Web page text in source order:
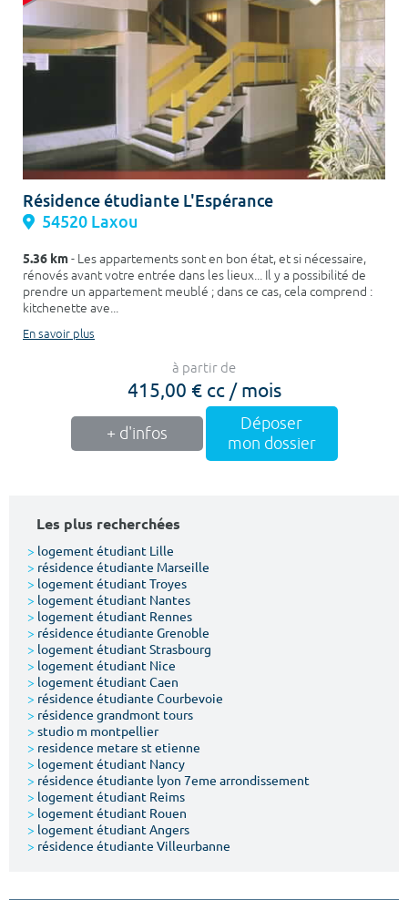
Résidence étudiante L'Espérance
54520 Laxou
5.36 km- Les appartements sont en bon état, et si nécessaire,
rénovés avant votre entrée dans les lieux... Il y a possibilité de
prendre un appartement meublé ; dans ce cas, cela comprend :
kitchenette ave...
En savoir plus
à partir de
415,00 € cc / mois
+ d'infos
Déposer
mon dossier
Les plus recherchées
> logement étudiant Lille
> résidence étudiante Marseille
> logement étudiant Troyes
> logement étudiant Nantes
> logement étudiant Rennes
> résidence étudiante Grenoble
> logement étudiant Strasbourg
> logement étudiant Nice
> logement étudiant Caen
> résidence étudiante Courbevoie
> résidence grandmont tours
> studio m montpellier
> residence metare st etienne
> logement étudiant Nancy
> résidence étudiante lyon 7eme arrondissement
> logement étudiant Reims
> logement étudiant Rouen
> logement étudiant Angers
> résidence étudiante Villeurbanne